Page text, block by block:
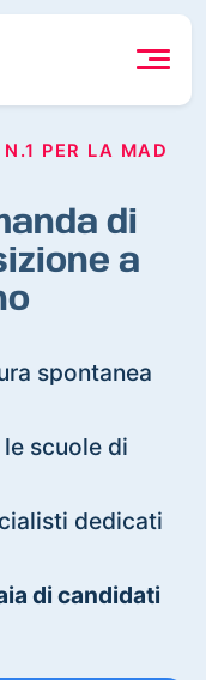
PER LA MAD
di
a
spontanea
scuole di
dedicati
di candidati